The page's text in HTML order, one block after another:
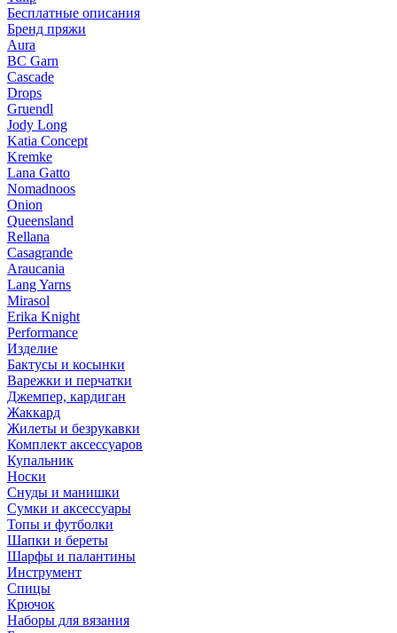
Бесплатные описания
Бренд пряжи
Aura
BC Garn
Cascade
Drops
Gruendl
Jody Long
Katia Concept
Kremke
Lana Gatto
Nomadnoos
Onion
Queensland
Rellana
Casagrande
Araucania
Lang Yarns
Mirasol
Erika Knight
Performance
Изделие
Бактусы и косынки
Варежки и перчатки
Джемпер, кардиган
Жаккард
Жилеты и безрукавки
Комплект аксессуаров
Купальник
Носки
Снуды и манишки
Сумки и аксессуары
Топы и футболки
Шапки и береты
Шарфы и палантины
Инструмент
Спицы
Крючок
Наборы для вязания